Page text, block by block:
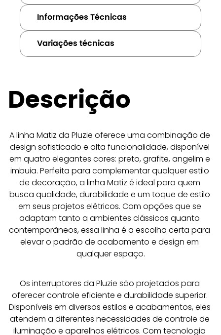
Informações Técnicas
Variações técnicas
Descrição
A linha Matiz da Pluzie oferece uma combinação de
design sofisticado e alta funcionalidade, disponível
em quatro elegantes cores: preto, grafite, angelim e
imbuia. Perfeita para complementar qualquer estilo
de decoração, a linha Matiz é ideal para quem
busca qualidade, durabilidade e um toque de estilo
em seus projetos elétricos. Com opções que se
adaptam tanto a ambientes clássicos quanto
contemporâneos, essa linha é a escolha certa para
elevar o padrão de acabamento e design em
qualquer espaço.
Os interruptores da Pluzie são projetados para
oferecer controle eficiente e durabilidade superior.
Disponíveis em diversos estilos e acabamentos, eles
atendem a diferentes necessidades de controle de
iluminação e aparelhos elétricos. Com tecnologia